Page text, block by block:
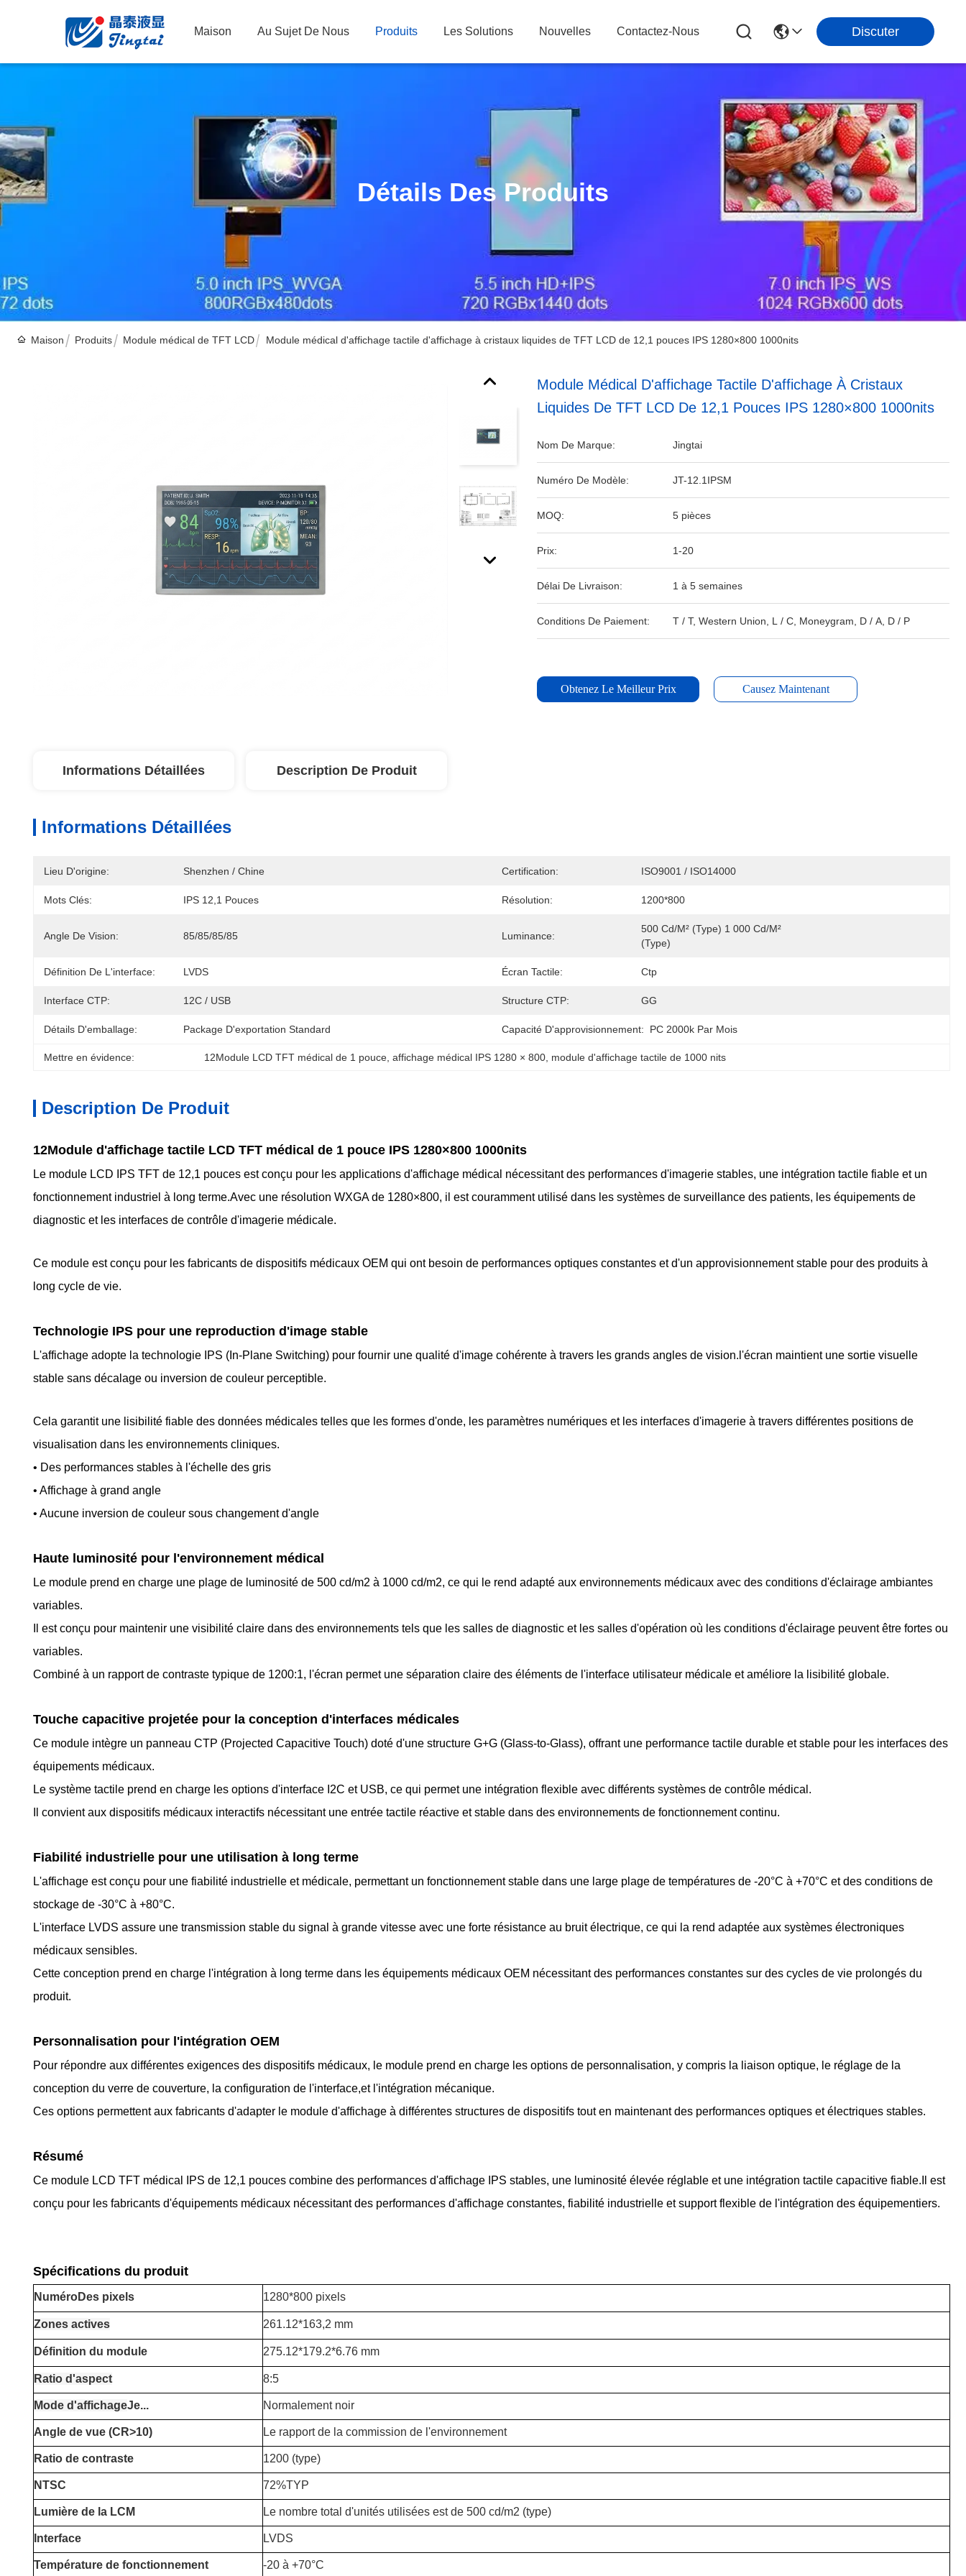
Maison Au Sujet De Nous Produits Les Solutions Nouvelles Contactez-Nous Discuter
Détails Des Produits
Maison Produits Module médical de TFT LCD Module médical d'affichage tactile d'affichage à cristaux liquides de TFT LCD de 12,1 pouces IPS 1280×800 1000nits
Module Médical D'affichage Tactile D'affichage À Cristaux
Liquides De TFT LCD De 12,1 Pouces IPS 1280×800 1000nits
Nom De Marque: Jingtai
Numéro De Modèle: JT-12.1IPSM
MOQ: 5 pièces
Prix: 1-20
Délai De Livraison: 1 à 5 semaines
Conditions De Paiement: T / T, Western Union, L / C, Moneygram, D / A, D / P
Obtenez Le Meilleur Prix Causez Maintenant
Informations Détaillées Description De Produit
Informations Détaillées
Lieu D'origine: Shenzhen / Chine Certification: ISO9001 / ISO14000
Mots Clés: IPS 12,1 Pouces Résolution: 1200*800
Angle De Vision: 85/85/85/85 Luminance:
500 Cd/m² (type) 1 000 Cd/m²
(type)
Définition De L'interface: LVDS Écran Tactile: Ctp
Interface CTP: 12C / USB Structure CTP: GG
Détails D'emballage: Package D'exportation Standard Capacité D'approvisionnement: PC 2000k Par Mois
Mettre en évidence: 12Module LCD TFT médical de 1 pouce , affichage médical IPS 1280 × 800 module d'affichage tactile de 1000 nits
Description De Produit
12Module d'affichage tactile LCD TFT médical de 1 pouce IPS 1280×800 1000nits
Le module LCD IPS TFT de 12,1 pouces est conçu pour les applications d'affichage médical nécessitant des performances d'imagerie stables, une intégration tactile fiable et un
fonctionnement industriel à long terme.Avec une résolution WXGA de 1280×800, il est couramment utilisé dans les systèmes de surveillance des patients, les équipements de
diagnostic et les interfaces de contrôle d'imagerie médicale.
Ce module est conçu pour les fabricants de dispositifs médicaux OEM qui ont besoin de performances optiques constantes et d'un approvisionnement stable pour des produits à
long cycle de vie.
Technologie IPS pour une reproduction d'image stable
L'affichage adopte la technologie IPS (In-Plane Switching) pour fournir une qualité d'image cohérente à travers les grands angles de vision.l'écran maintient une sortie visuelle
stable sans décalage ou inversion de couleur perceptible.
Cela garantit une lisibilité fiable des données médicales telles que les formes d'onde, les paramètres numériques et les interfaces d'imagerie à travers différentes positions de
visualisation dans les environnements cliniques.
• Des performances stables à l'échelle des gris
• Affichage à grand angle
• Aucune inversion de couleur sous changement d'angle
Haute luminosité pour l'environnement médical
Le module prend en charge une plage de luminosité de 500 cd/m2 à 1000 cd/m2, ce qui le rend adapté aux environnements médicaux avec des conditions d'éclairage ambiantes
variables.
Il est conçu pour maintenir une visibilité claire dans des environnements tels que les salles de diagnostic et les salles d'opération où les conditions d'éclairage peuvent être fortes ou
variables.
Combiné à un rapport de contraste typique de 1200:1, l'écran permet une séparation claire des éléments de l'interface utilisateur médicale et améliore la lisibilité globale.
Touche capacitive projetée pour la conception d'interfaces médicales
Ce module intègre un panneau CTP (Projected Capacitive Touch) doté d'une structure G+G (Glass-to-Glass), offrant une performance tactile durable et stable pour les interfaces des
équipements médicaux.
Le système tactile prend en charge les options d'interface I2C et USB, ce qui permet une intégration flexible avec différents systèmes de contrôle médical.
Il convient aux dispositifs médicaux interactifs nécessitant une entrée tactile réactive et stable dans des environnements de fonctionnement continu.
Fiabilité industrielle pour une utilisation à long terme
L'affichage est conçu pour une fiabilité industrielle et médicale, permettant un fonctionnement stable dans une large plage de températures de -20°C à +70°C et des conditions de
stockage de -30°C à +80°C.
L'interface LVDS assure une transmission stable du signal à grande vitesse avec une forte résistance au bruit électrique, ce qui la rend adaptée aux systèmes électroniques
médicaux sensibles.
Cette conception prend en charge l'intégration à long terme dans les équipements médicaux OEM nécessitant des performances constantes sur des cycles de vie prolongés du
produit.
Personnalisation pour l'intégration OEM
Pour répondre aux différentes exigences des dispositifs médicaux, le module prend en charge les options de personnalisation, y compris la liaison optique, le réglage de la
conception du verre de couverture, la configuration de l'interface,et l'intégration mécanique.
Ces options permettent aux fabricants d'adapter le module d'affichage à différentes structures de dispositifs tout en maintenant des performances optiques et électriques stables.
Résumé
Ce module LCD TFT médical IPS de 12,1 pouces combine des performances d'affichage IPS stables, une luminosité élevée réglable et une intégration tactile capacitive fiable.Il est
conçu pour les fabricants d'équipements médicaux nécessitant des performances d'affichage constantes, fiabilité industrielle et support flexible de l'intégration des équipementiers.
Spécifications du produit
NuméroDes pixels 1280*800 pixels
Zones actives 261.12*163,2 mm
Définition du module 275.12*179.2*6.76 mm
Ratio d'aspect 8:5
Mode d'affichageJe... Normalement noir
Angle de vue (CR>10) Le rapport de la commission de l'environnement
Ratio de contraste 1200 (type)
NTSC 72%TYP
Lumière de la LCM Le nombre total d'unités utilisées est de 500 cd/m2 (type)
Interface LVDS
Température de fonctionnement -20 à +70°C